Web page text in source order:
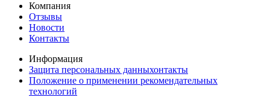
Компания
Отзывы
Новости
Контакты
Информация
Защита персональных данныхонтакты
Положение о применении рекомендательных
технологий